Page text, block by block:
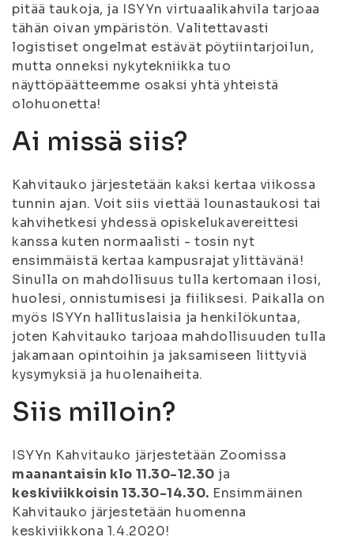
pitää taukoja, ja ISYYn virtuaalikahvila tarjoaa
tähän oivan ympäristön. Valitettavasti
logistiset ongelmat estävät pöytiintarjoilun,
mutta onneksi nykytekniikka tuo
näyttöpäätteemme osaksi yhtä yhteistä
olohuonetta!
Ai missä siis?
Kahvitauko järjestetään kaksi kertaa viikossa
tunnin ajan. Voit siis viettää lounastaukosi tai
kahvihetkesi yhdessä opiskelukavereittesi
kanssa kuten normaalisti - tosin nyt
ensimmäistä kertaa kampusrajat ylittävänä!
Sinulla on mahdollisuus tulla kertomaan ilosi,
huolesi, onnistumisesi ja fiiliksesi. Paikalla on
myös ISYYn hallituslaisia ja henkilökuntaa,
joten Kahvitauko tarjoaa mahdollisuuden tulla
jakamaan opintoihin ja jaksamiseen liittyviä
kysymyksiä ja huolenaiheita.
Siis milloin?
ISYYn Kahvitauko järjestetään Zoomissa
maanantaisin klo 11.30-12.30 ja
keskiviikkoisin 13.30-14.30. Ensimmäinen
Kahvitauko järjestetään huomenna
keskiviikkona 1.4.2020!